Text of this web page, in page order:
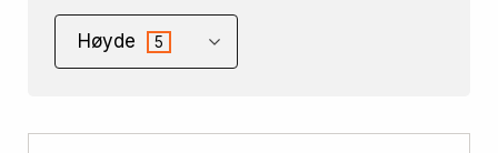
Høyde 5